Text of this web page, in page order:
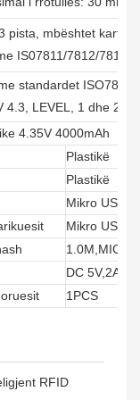
pista, mbështet
IS07811/7812/7813
standardet
4.3, LEVEL, 1 dhe 2.
4.35V 4000mAh
Plastikë
Plastikë
Mikro USB
Mikro USB
DC 5V,2A
1PCS